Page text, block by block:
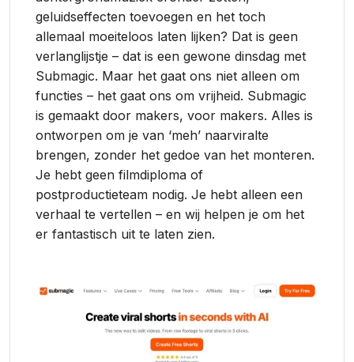
geluidseffecten toevoegen en het toch
allemaal moeiteloos laten lijken? Dat is geen
verlanglijstje – dat is een gewone dinsdag met
Submagic. Maar het gaat ons niet alleen om
functies – het gaat ons om vrijheid. Submagic
is gemaakt door makers, voor makers. Alles is
ontworpen om je van ‘meh’ naarviralte
brengen, zonder het gedoe van het monteren.
Je hebt geen filmdiploma of
postproductieteam nodig. Je hebt alleen een
verhaal te vertellen – en wij helpen je om het
er fantastisch uit te laten zien.